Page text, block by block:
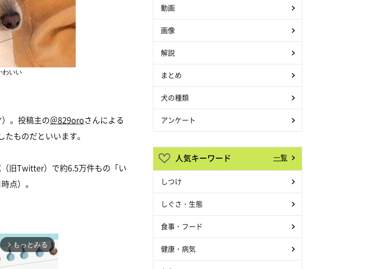
いい
。投稿主の＠829oroさんによる
ものだといいます。
旧Twitter）で約6.5万件もの「い
点）。
arrow_forward_ios もっとみる
動画
画像
解説
まとめ
犬の種類
アンケート
人気キーワード 一覧
しつけ
しぐさ・生態
食事・フード
健康・病気